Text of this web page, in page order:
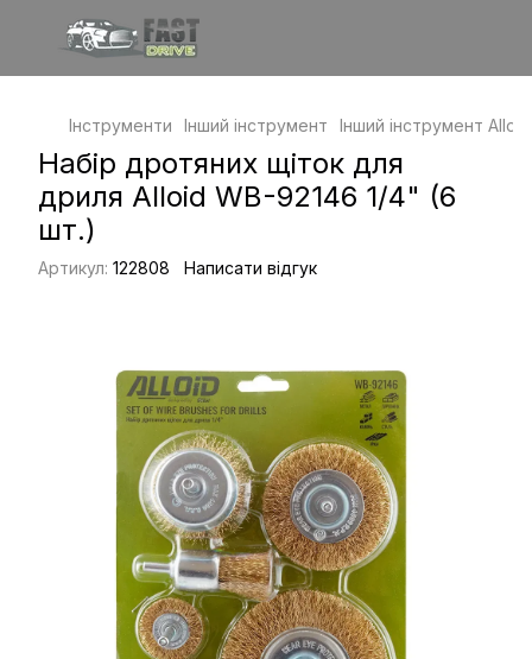
Інструменти Інший інструмент Інший інструмент Alloid
Набір дротяних щіток для
дриля Alloid WB-92146 1/4" (6
шт.)
Артикул: 122808 Написати відгук